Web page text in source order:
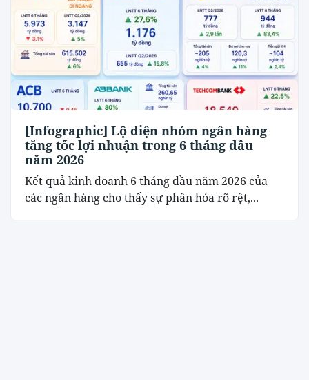
[Infographic] Lộ diện nhóm ngân hàng
tăng tốc lợi nhuận trong 6 tháng đầu
năm 2026
Kết quả kinh doanh 6 tháng đầu năm 2026 của
các ngân hàng cho thấy sự phân hóa rõ rệt,...